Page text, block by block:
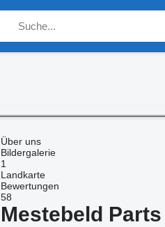
Über uns
Bildergalerie
1
Landkarte
Bewertungen
58
Mestebeld Parts